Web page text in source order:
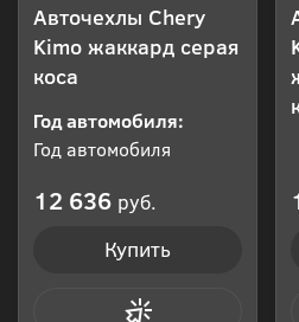
Авточехлы Chery
Kimo жаккард серая
коса
Год автомобиля:
Год автомобиля
12 636 руб.
Купить